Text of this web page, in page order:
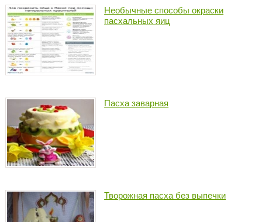
Необычные способы окраски
пасхальных яиц
Пасха заварная
Творожная пасха без выпечки